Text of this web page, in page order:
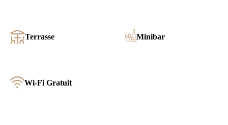
Terrasse Minibar
Wi-Fi Gratuit